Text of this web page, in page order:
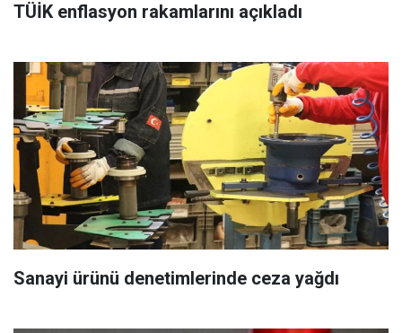
TÜİK enflasyon rakamlarını açıkladı
Sanayi ürünü denetimlerinde ceza yağdı